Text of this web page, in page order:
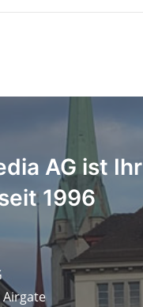
AG ist
1996
Airgate